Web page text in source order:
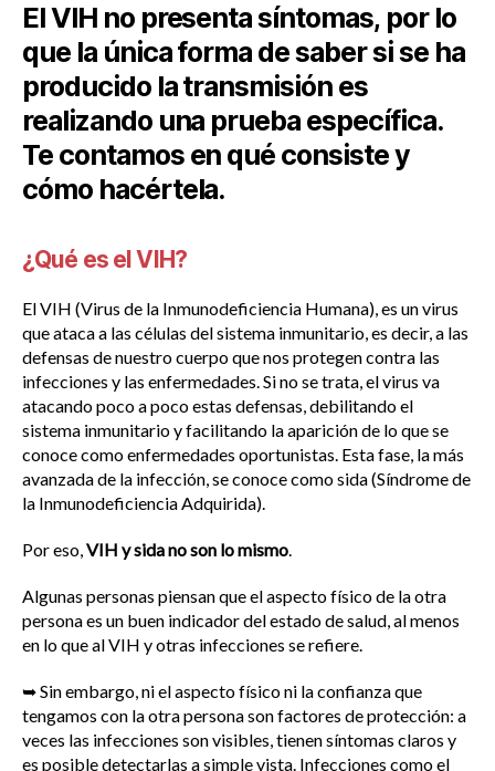
El VIH no presenta síntomas, por lo
que la única forma de saber si se ha
producido la transmisión es
realizando una prueba específica.
Te contamos en qué consiste y
cómo hacértela.
¿Qué es el VIH?
El VIH (Virus de la Inmunodeficiencia Humana), es un virus
que ataca a las células del sistema inmunitario, es decir, a las
defensas de nuestro cuerpo que nos protegen contra las
infecciones y las enfermedades. Si no se trata, el virus va
atacando poco a poco estas defensas, debilitando el
sistema inmunitario y facilitando la aparición de lo que se
conoce como enfermedades oportunistas. Esta fase, la más
avanzada de la infección, se conoce como sida (Síndrome de
la Inmunodeficiencia Adquirida).
Por eso,VIH y sida no son lo mismo.
Algunas personas piensan que el aspecto físico de la otra
persona es un buen indicador del estado de salud, al menos
en lo que al VIH y otras infecciones se refiere.
➥ Sin embargo, ni el aspecto físico ni la confianza que
tengamos con la otra persona son factores de protección: a
veces las infecciones son visibles, tienen síntomas claros y
es posible detectarlas a simple vista. Infecciones como el